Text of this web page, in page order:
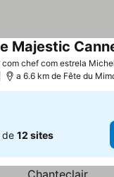
chef com estrela
Majestic
a 6.6 km de Fête du
de 12 sites